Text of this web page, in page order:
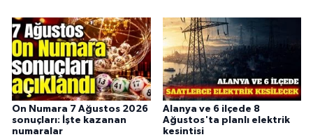
On Numara 7 Ağustos 2026
sonuçları: İşte kazanan
numaralar
Alanya ve 6 ilçede 8
Ağustos'ta planlı elektrik
kesintisi